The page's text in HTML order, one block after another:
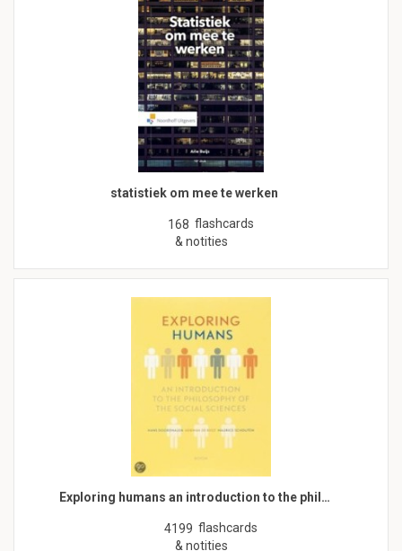
statistiek om mee te werken
168 flashcards
& notities
Exploring humans an introduction to the phil…
4199 flashcards
& notities